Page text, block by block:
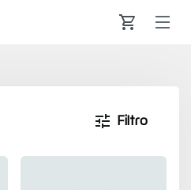
Filtro